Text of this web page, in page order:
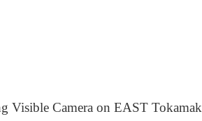
Visible Camera on EAST Tokamak